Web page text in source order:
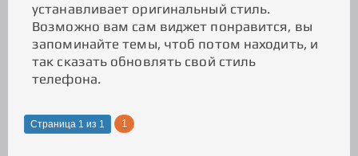
устанавливает оригинальный стиль.
Возможно вам сам виджет понравится, вы
запоминайте темы, чтоб потом находить, и
так сказать обновлять свой стиль
телефона.
Страница 1 из 1 1